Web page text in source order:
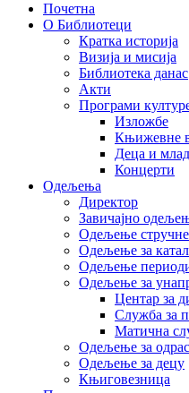
Почетна
О Библиотеци
Кратка историја
Визија и мисија
Библиотека данас
Акти
Програми
Изложбе
Књижевне
Деца и
Концерти
Одељења
Директор
Завичајно
Одељење
Одељење за
Одељење
Одељење за
Центар за
Служба за
Матична
Одељење за
Одељење за децу
Књиговезница